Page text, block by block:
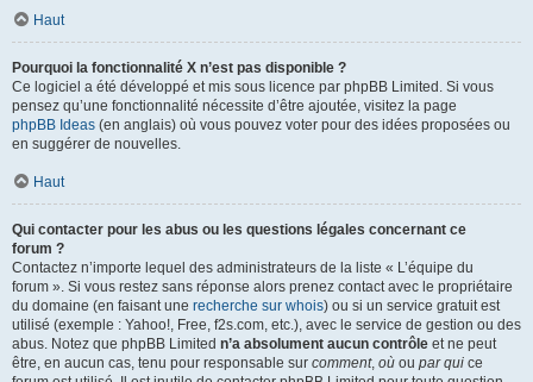
Haut
Pourquoi la fonctionnalité X n’est pas disponible ?
Ce logiciel a été développé et mis sous licence par phpBB Limited. Si vous
pensez qu’une fonctionnalité nécessite d’être ajoutée, visitez la page
phpBB Ideas (en anglais) où vous pouvez voter pour des idées proposées ou
en suggérer de nouvelles.
Haut
Qui contacter pour les abus ou les questions légales concernant ce
forum ?
Contactez n’importe lequel des administrateurs de la liste « L’équipe du
forum ». Si vous restez sans réponse alors prenez contact avec le propriétaire
du domaine (en faisant une recherche sur whois) ou si un service gratuit est
utilisé (exemple : Yahoo!, Free, f2s.com, etc.), avec le service de gestion ou des
abus. Notez que phpBB Limited n’a absolument aucun contrôle et ne peut
être, en aucun cas, tenu pour responsable sur comment, où ou par qui ce